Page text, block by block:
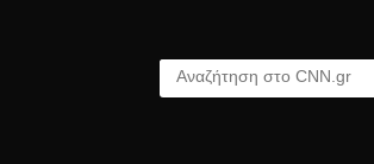
Αναζήτηση στο CNN.gr